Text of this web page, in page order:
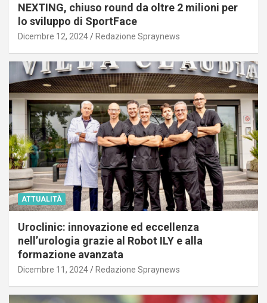
NEXTING, chiuso round da oltre 2 milioni per
lo sviluppo di SportFace
Dicembre 12, 2024 Redazione Spraynews
ATTUALITÀ
Uroclinic: innovazione ed eccellenza
nell’urologia grazie al Robot ILY e alla
formazione avanzata
Dicembre 11, 2024 Redazione Spraynews